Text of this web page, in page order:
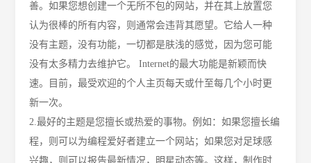
善。如果您想创建一个无所不包的网站，并在其上放置您
认为很棒的所有内容，则通常会违背其愿望。它给人一种
没有主题，没有功能，一切都是肤浅的感觉，因为您可能
没有太多精力去维护它。 Internet的最大功能是新颖而快
速。目前，最受欢迎的个人主页每天或什至每几个小时更
新一次。
2.最好的主题是您擅长或热爱的事物。例如：如果您擅长编
程，则可以为编程爱好者建立一个网站；如果您对足球感
兴趣，则可以报告最新情况，明星动态等。这样，制作时